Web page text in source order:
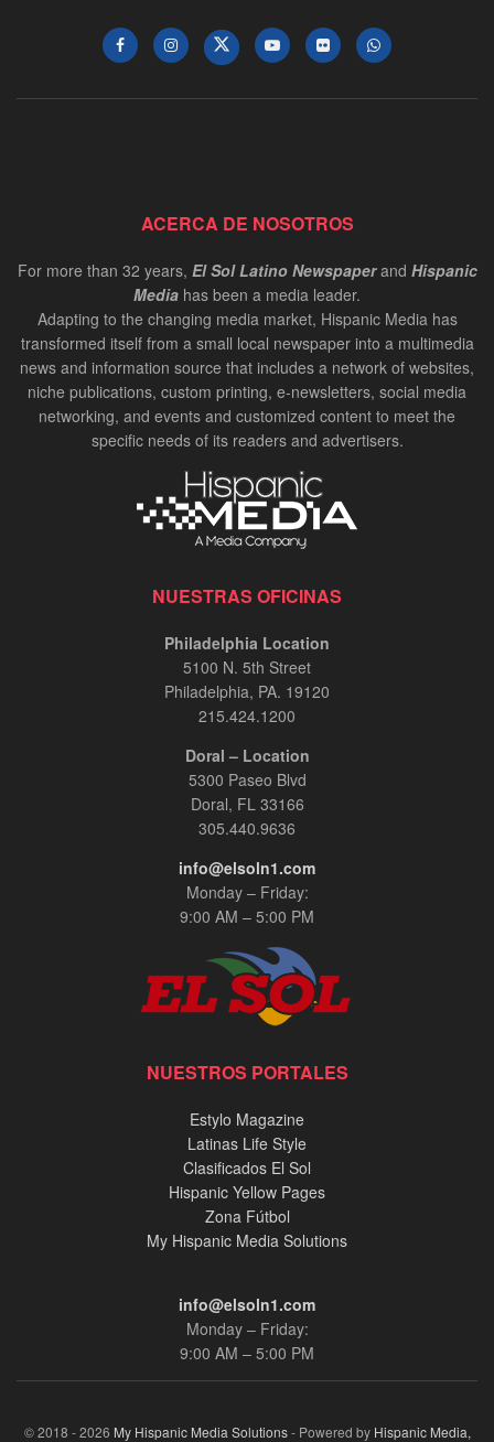
ACERCA DE NOSOTROS
For more than 32 years, El Sol Latino Newspaperand Hispanic
Media has been a media leader.
Adapting to the changing media market, Hispanic Media has
transformed itself from a small local newspaper into a multimedia
news and information source that includes a network of websites,
niche publications, custom printing, e-newsletters, social media
networking, and events and customized content to meet the
specific needs of its readers and advertisers.
NUESTRAS OFICINAS
Philadelphia Location
5100 N. 5th Street
Philadelphia, PA. 19120
215.424.1200
Doral – Location
5300 Paseo Blvd
Doral, FL 33166
305.440.9636
info@elsoln1.com
Monday – Friday:
9:00 AM – 5:00 PM
NUESTROS PORTALES
Estylo Magazine
Latinas Life Style
Clasificados El Sol
Hispanic Yellow Pages
Zona Fútbol
My Hispanic Media Solutions
info@elsoln1.com
Monday – Friday:
9:00 AM – 5:00 PM
© 2018 - 2026 My Hispanic Media Solutions- Powered by Hispanic Media,